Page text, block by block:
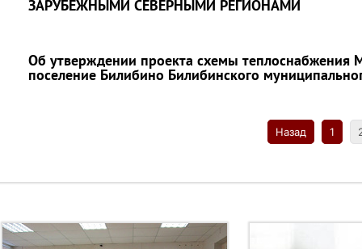
ЗАРУБЕЖНЫМИ СЕВЕРНЫМИ РЕГИОНАМИ
Об утверждении проекта схемы теплоснабжения
поселение Билибино Билибинского
Назад 1